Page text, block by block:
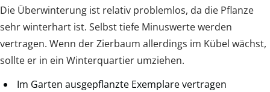
Die Überwinterung ist relativ problemlos, da die Pflanze
sehr winterhart ist. Selbst tiefe Minuswerte werden
vertragen. Wenn der Zierbaum allerdings im Kübel wächst,
sollte er in ein Winterquartier umziehen.
Im Garten ausgepflanzte Exemplare vertragen